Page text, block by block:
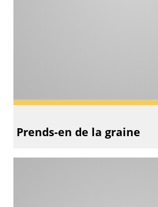
Prends-en de la graine